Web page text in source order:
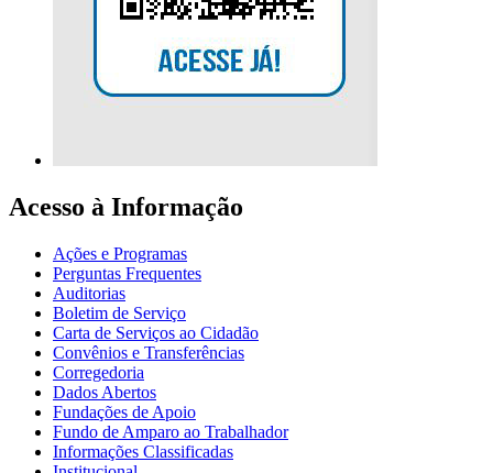
Acesso à Informação
Ações e Programas
Perguntas Frequentes
Auditorias
Boletim de Serviço
Carta de Serviços ao Cidadão
Convênios e Transferências
Corregedoria
Dados Abertos
Fundações de Apoio
Fundo de Amparo ao Trabalhador
Informações Classificadas